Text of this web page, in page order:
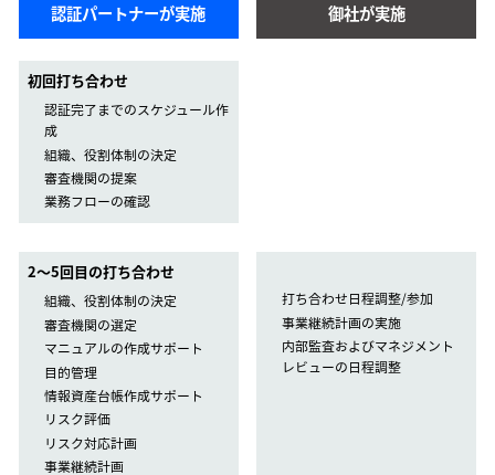
認証パートナーが実施 御社が実施
初回打ち合わせ
認証完了までのスケジュール作
成
組織、役割体制の決定
審査機関の提案
業務フローの確認
2〜5回目の打ち合わせ
組織、役割体制の決定
審査機関の選定
マニュアルの作成サポート
目的管理
情報資産台帳作成サポート
リスク評価
リスク対応計画
事業継続計画
打ち合わせ日程調整/参加
事業継続計画の実施
内部監査およびマネジメント
レビューの日程調整